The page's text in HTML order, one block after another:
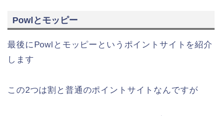
Powlとモッピー
最後にPowlとモッピーというポイントサイトを紹介
します
この2つは割と普通のポイントサイトなんですが